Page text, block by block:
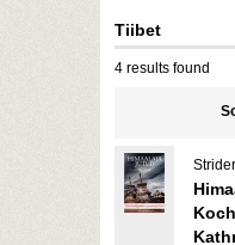
Tiibet
4 results found